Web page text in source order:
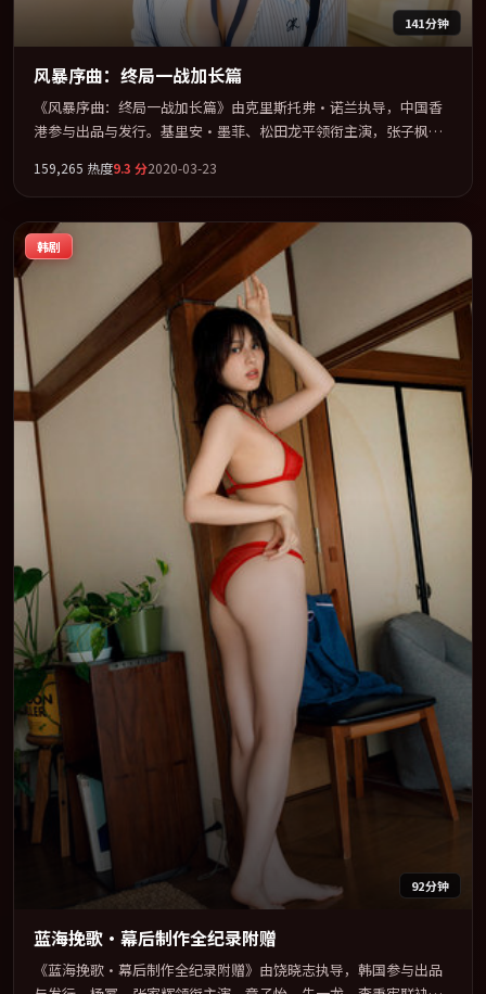
141分钟
风暴序曲：终局一战加长篇
《风暴序曲：终局一战加长篇》由克里斯托弗·诺兰执导，中国香
港参与出品与发行。基里安·墨菲、松田龙平领衔主演，张子枫、
之间反复拉扯。全片以「动作」类型为骨架，在叙事、表演与视听
上力求统一。定于 2020-05-04 在内地院线及主流平台同步亮相，
2020 年度话题片中口碑稳健，适合喜欢强情节与人物弧光的观众完
整观看。
159,265 热度9.3 分2020-03-23
韩剧
92分钟
蓝海挽歌·幕后制作全纪录附赠
《蓝海挽歌·幕后制作全纪录附赠》由饶晓志执导，韩国参与出品